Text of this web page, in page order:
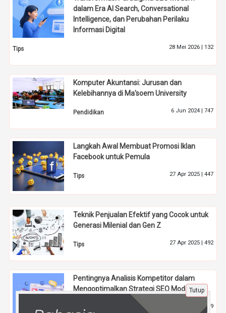
dalam Era AI Search, Conversational
Intelligence, dan Perubahan Perilaku
Informasi Digital
Tips 28 Mei 2026 | 132
Komputer Akuntansi: Jurusan dan
Kelebihannya di Ma'soem University
Pendidikan 6 Jun 2024 | 747
Langkah Awal Membuat Promosi Iklan
Facebook untuk Pemula
Tips 27 Apr 2025 | 447
Teknik Penjualan Efektif yang Cocok untuk
Generasi Milenial dan Gen Z
Tips 27 Apr 2025 | 492
Pentingnya Analisis Kompetitor dalam
Mengoptimalkan Strategi SEO Modern
Tips 26 Jun 2026 |89
Tutup